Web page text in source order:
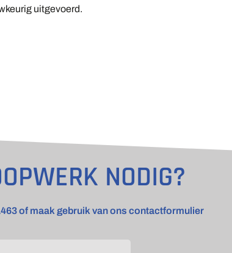
uitgevoerd.
NODIG?
of maak gebruik van ons contactformulier